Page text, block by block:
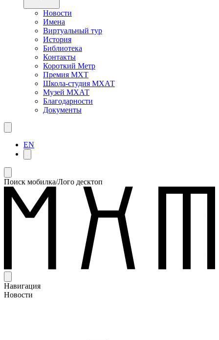
Новости
Имена
Виртуальный тур
История
Библиотека
Контакты
Короткий Метр
Премия МХТ
Школа-студия МХАТ
Музей МХАТ
Благодарности
Документы
EN
Поиск мобилка/Лого десктоп
Навигация
Новости